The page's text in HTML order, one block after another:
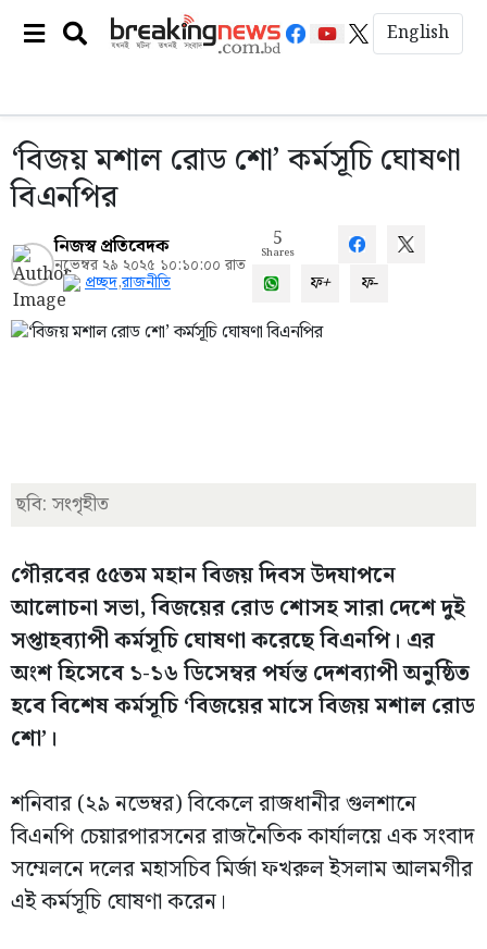
English
‘বিজয় মশাল রোড শো’ কর্মসূচি ঘোষণা
বিএনপির
নিজস্ব প্রতিবেদক
নভেম্বর ২৯ ২০২৫ ১০:১০:০০ রাত
প্রচ্ছদ,রাজনীতি
5
Shares
ফ+ ফ-
ছবি: সংগৃহীত
গৌরবের ৫৫তম মহান বিজয় দিবস উদযাপনে
আলোচনা সভা, বিজয়ের রোড শোসহ সারা দেশে দুই
সপ্তাহব্যাপী কর্মসূচি ঘোষণা করেছে বিএনপি। এর
অংশ হিসেবে ১-১৬ ডিসেম্বর পর্যন্ত দেশব্যাপী অনুষ্ঠিত
হবে বিশেষ কর্মসূচি ‘বিজয়ের মাসে বিজয় মশাল রোড
শো’।
শনিবার (২৯ নভেম্বর) বিকেলে রাজধানীর গুলশানে
বিএনপি চেয়ারপারসনের রাজনৈতিক কার্যালয়ে এক সংবাদ
সম্মেলনে দলের মহাসচিব মির্জা ফখরুল ইসলাম আলমগীর
এই কর্মসূচি ঘোষণা করেন।